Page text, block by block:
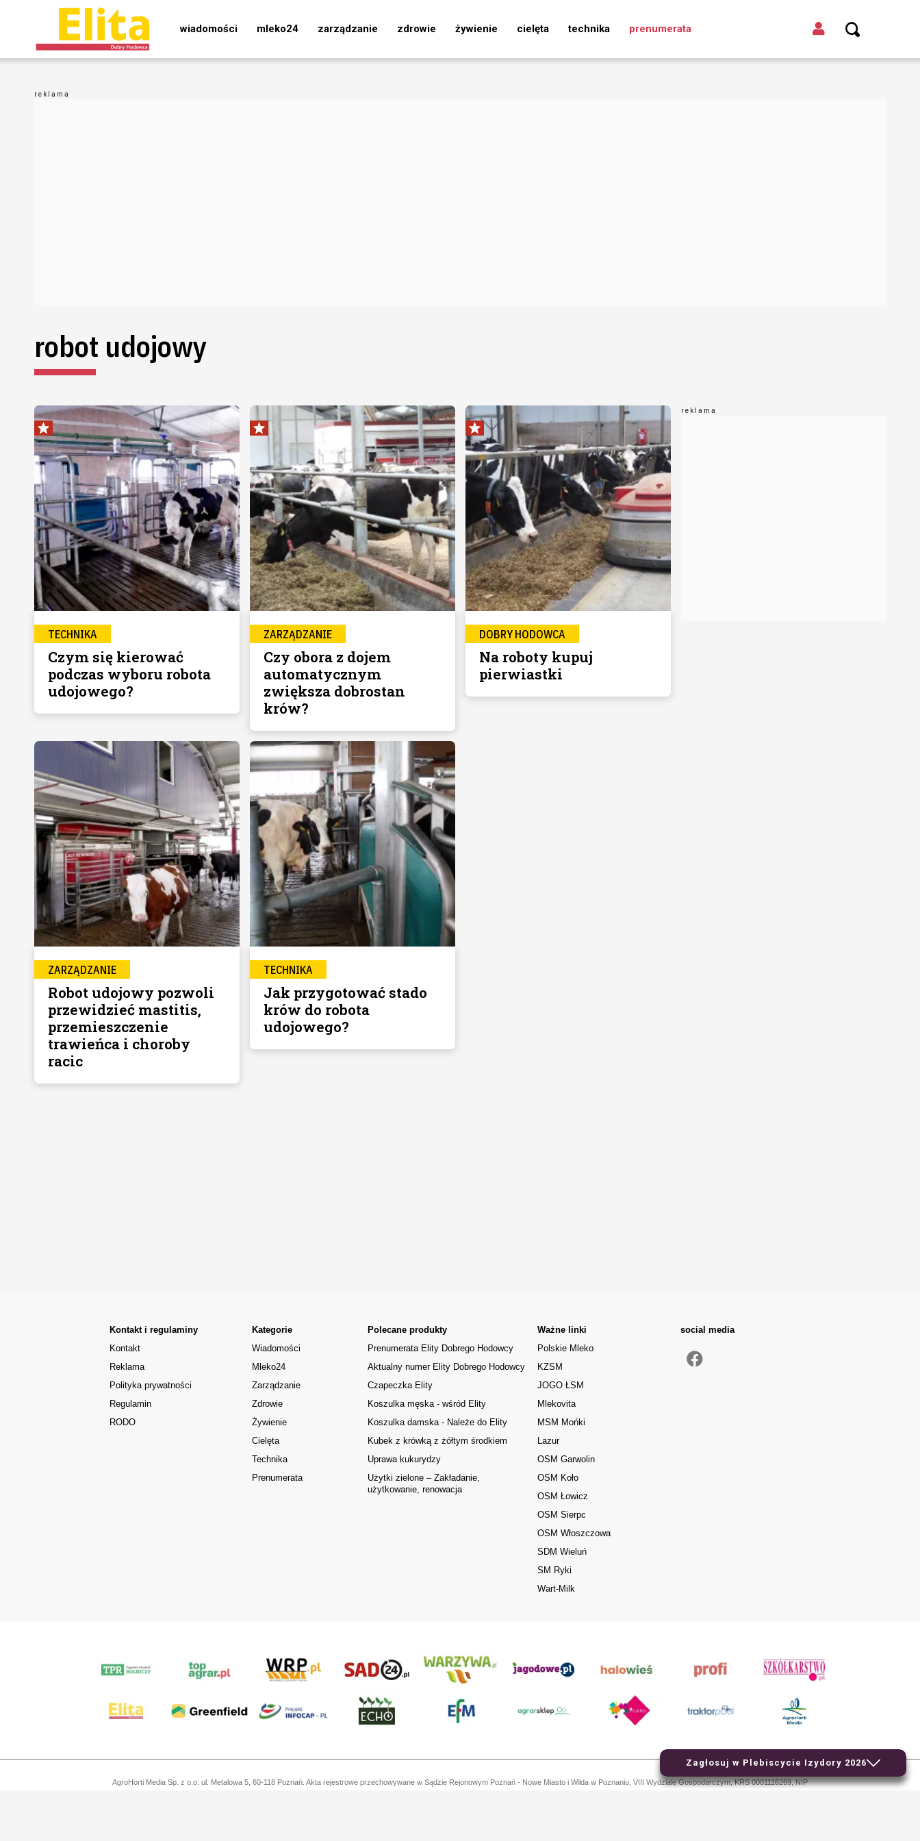
wiadomości mleko24 zarządzanie zdrowie żywienie cielęta technika prenumerata
robot udojowy
TECHNIKA
Czym się kierować
podczas wyboru robota
udojowego?
ZARZĄDZANIE
Czy obora z dojem
automatycznym
zwiększa dobrostan
krów?
DOBRY HODOWCA
Na roboty kupuj
pierwiastki
ZARZĄDZANIE
Robot udojowy pozwoli
przewidzieć mastitis,
przemieszczenie
trawieńca i choroby
racic
TECHNIKA
Jak przygotować stado
krów do robota
udojowego?
Zagłosuj w Plebiscycie Izydory 2026
Kontakt i regulaminy
Kontakt
Reklama
Polityka prywatności
Regulamin
RODO
Kategorie
Wiadomości
Mleko24
Zarządzanie
Zdrowie
Żywienie
Cielęta
Technika
Prenumerata
Polecane produkty
Prenumerata Elity Dobrego Hodowcy
Aktualny numer Elity Dobrego Hodowcy
Czapeczka Elity
Koszulka męska - wśród Elity
Koszulka damska - Należe do Elity
Kubek z krówką z żółtym środkiem
Uprawa kukurydzy
Użytki zielone – Zakładanie,
użytkowanie, renowacja
Ważne linki
Polskie Mleko
KZSM
JOGO ŁSM
Mlekovita
MSM Mońki
Lazur
OSM Garwolin
OSM Koło
OSM Łowicz
OSM Sierpc
OSM Włoszczowa
SDM Wieluń
SM Ryki
Wart-Milk
social media
AgroHorti Media Sp. z o.o. ul. Metalowa 5, 60-118 Poznań. Akta rejestrowe przechowywane w Sądzie Rejonowym Poznań - Nowe Miasto i Wilda w Poznaniu, VIII Wydziale Gospodarczym, KRS 0001116269, NIP